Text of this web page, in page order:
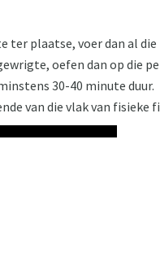
ter plaatse, voer dan al die
oefen dan op die
30-40 minute duur.
van die vlak van fisieke